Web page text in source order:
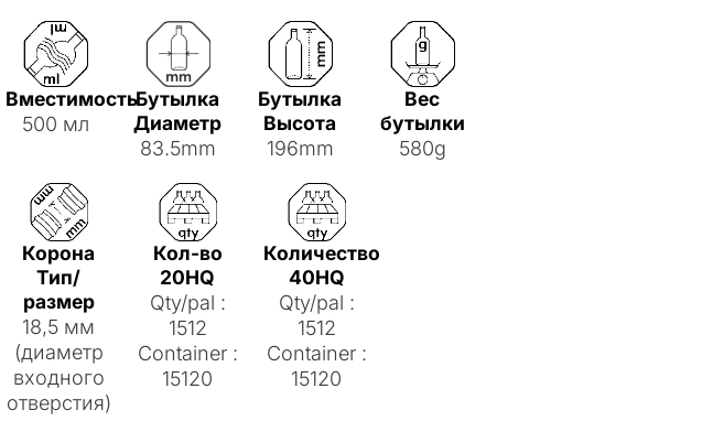
Вместимость
500 мл
Бутылка
Диаметр
83.5mm
Бутылка
Высота
196mm
Вес
бутылки
580g
Корона
Тип/
размер
18,5 мм
(диаметр
входного
отверстия)
Кол-во
20HQ
Qty/pal :
1512
Container :
15120
Количество
40HQ
Qty/pal :
1512
Container :
15120